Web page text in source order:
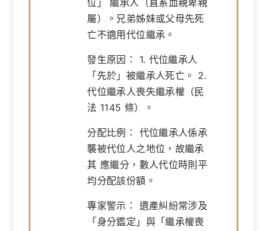
位」
繼承人（直系血親卑親
屬）。兄弟姊妹或父母先死
亡不適用代位繼承。
發生原因：
1. 代位繼承人
「先於」被繼承人死亡。 2.
代位繼承人喪失繼承權（民
法 1145 條）。
分配比例：
代位繼承人係承
襲被代位人之地位，故繼承
其 應繼分 ，數人代位時則平
均分配該份額。
專家警示：
遺產糾紛常涉及
「身分鑑定」與「繼承權喪